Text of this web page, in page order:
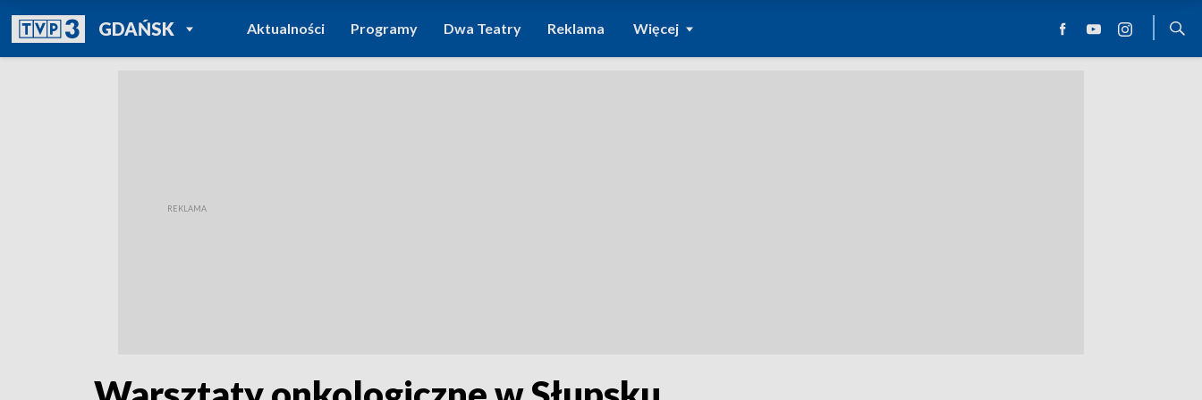
GDAŃSKPOWRÓT DO
TVP REGIONY
Aktualności Programy Dwa Teatry Reklama Więcej